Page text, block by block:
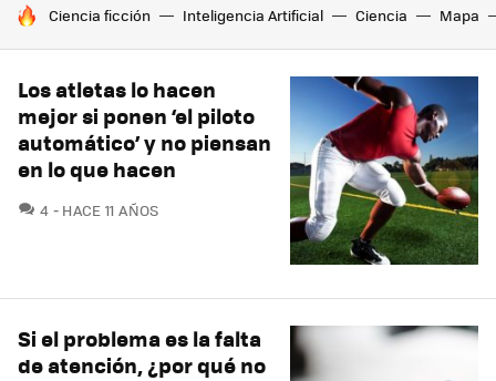
HOY SE HABLA DE
Ciencia ficción Inteligencia Artificial Ciencia Mapa
Los atletas lo hacen
mejor si ponen ‘el piloto
automático’ y no piensan
en lo que hacen
4 COMENTARIOS
HACE 11 AÑOS
Si el problema es la falta
de atención, ¿por qué no